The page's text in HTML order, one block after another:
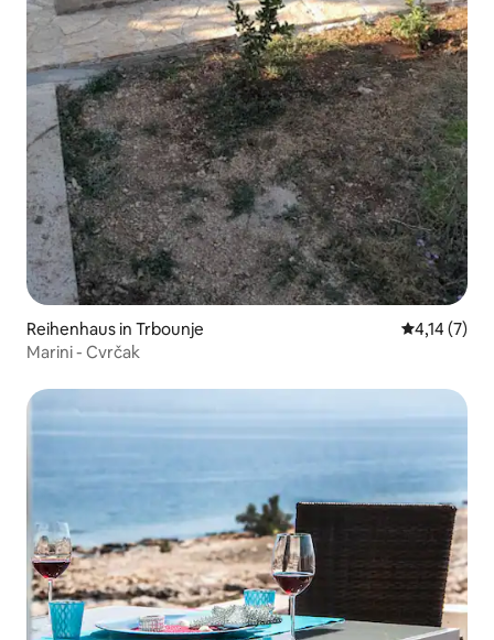
Reihenhaus in Trbounje
4,14 (7)
Marini - Cvrčak